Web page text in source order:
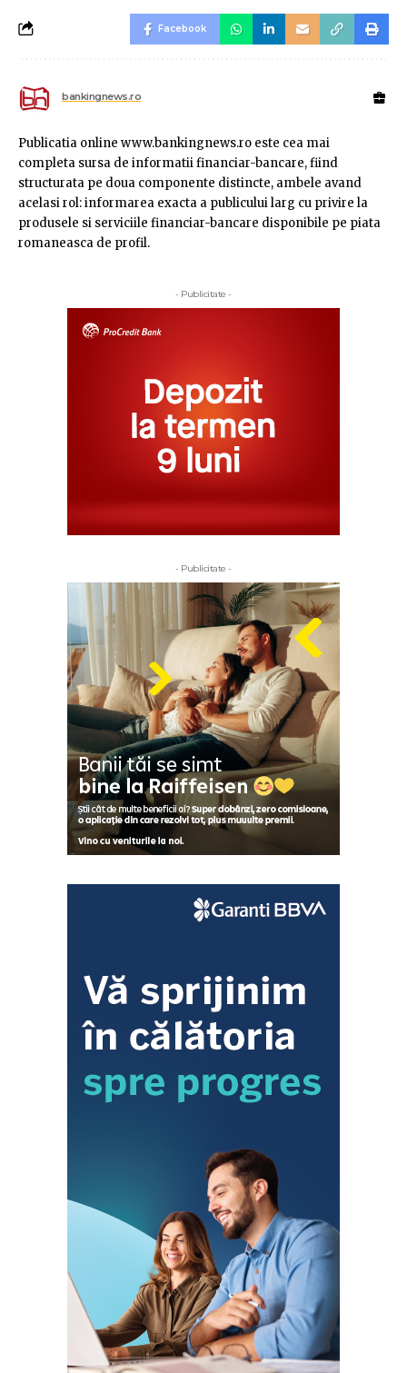
Facebook
bankingnews.ro
Publicatia online www.bankingnews.ro este cea mai
completa sursa de informatii financiar-bancare, fiind
structurata pe doua componente distincte, ambele avand
acelasi rol: informarea exacta a publicului larg cu privire la
produsele si serviciile financiar-bancare disponibile pe piata
romaneasca de profil.
- Publicitate -
- Publicitate -